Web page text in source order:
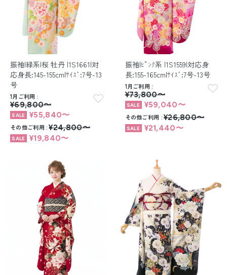
振袖|緑系|桜 牡丹 |1S1661|対
応身長:145-155cm|ｻｲｽﾞ:7号-13
号
1月ご利用
¥69,800〜
¥55,840〜
その他ご利用 ¥24,800〜
¥19,840〜
振袖|ﾋﾟﾝｸ系 |1S1559|対応身
長:155-165cm|ｻｲｽﾞ:7号-13号
1月ご利用
¥73,800〜
¥59,040〜
その他ご利用
¥26,800〜
¥21,440〜